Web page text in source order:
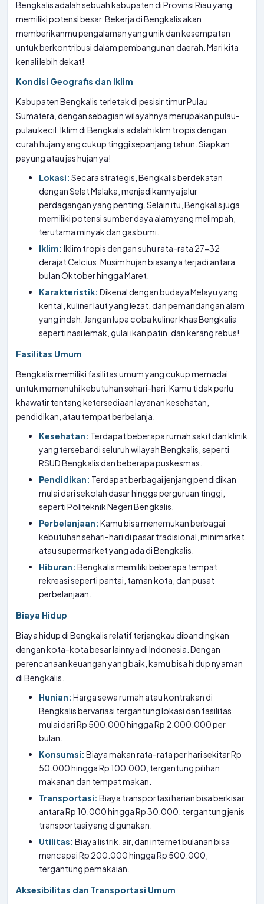
Bengkalis adalah sebuah kabupaten di Provinsi Riau yang
memiliki potensi besar. Bekerja di Bengkalis akan
memberikanmu pengalaman yang unik dan kesempatan
untuk berkontribusi dalam pembangunan daerah. Mari kita
kenali lebih dekat!
Kondisi Geografis dan Iklim
Kabupaten Bengkalis terletak di pesisir timur Pulau
Sumatera, dengan sebagian wilayahnya merupakan pulau-
pulau kecil. Iklim di Bengkalis adalah iklim tropis dengan
curah hujan yang cukup tinggi sepanjang tahun. Siapkan
payung atau jas hujan ya!
Lokasi: Secara strategis, Bengkalis berdekatan
dengan Selat Malaka, menjadikannya jalur
perdagangan yang penting. Selain itu, Bengkalis juga
memiliki potensi sumber daya alam yang melimpah,
terutama minyak dan gas bumi.
Iklim: Iklim tropis dengan suhu rata-rata 27-32
derajat Celcius. Musim hujan biasanya terjadi antara
bulan Oktober hingga Maret.
Karakteristik: Dikenal dengan budaya Melayu yang
kental, kuliner laut yang lezat, dan pemandangan alam
yang indah. Jangan lupa coba kuliner khas Bengkalis
seperti nasi lemak, gulai ikan patin, dan kerang rebus!
Fasilitas Umum
Bengkalis memiliki fasilitas umum yang cukup memadai
untuk memenuhi kebutuhan sehari-hari. Kamu tidak perlu
khawatir tentang ketersediaan layanan kesehatan,
pendidikan, atau tempat berbelanja.
Kesehatan: Terdapat beberapa rumah sakit dan klinik
yang tersebar di seluruh wilayah Bengkalis, seperti
RSUD Bengkalis dan beberapa puskesmas.
Pendidikan: Terdapat berbagai jenjang pendidikan
mulai dari sekolah dasar hingga perguruan tinggi,
seperti Politeknik Negeri Bengkalis.
Perbelanjaan: Kamu bisa menemukan berbagai
kebutuhan sehari-hari di pasar tradisional, minimarket,
atau supermarket yang ada di Bengkalis.
Hiburan: Bengkalis memiliki beberapa tempat
rekreasi seperti pantai, taman kota, dan pusat
perbelanjaan.
Biaya Hidup
Biaya hidup di Bengkalis relatif terjangkau dibandingkan
dengan kota-kota besar lainnya di Indonesia. Dengan
perencanaan keuangan yang baik, kamu bisa hidup nyaman
di Bengkalis.
Hunian: Harga sewa rumah atau kontrakan di
Bengkalis bervariasi tergantung lokasi dan fasilitas,
mulai dari Rp 500.000 hingga Rp 2.000.000 per
bulan.
Konsumsi: Biaya makan rata-rata per hari sekitar Rp
50.000 hingga Rp 100.000, tergantung pilihan
makanan dan tempat makan.
Transportasi: Biaya transportasi harian bisa berkisar
antara Rp 10.000 hingga Rp 30.000, tergantung jenis
transportasi yang digunakan.
Utilitas: Biaya listrik, air, dan internet bulanan bisa
mencapai Rp 200.000 hingga Rp 500.000,
tergantung pemakaian.
Aksesibilitas dan Transportasi Umum